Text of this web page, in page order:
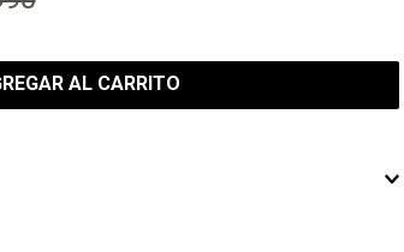
AL CARRITO